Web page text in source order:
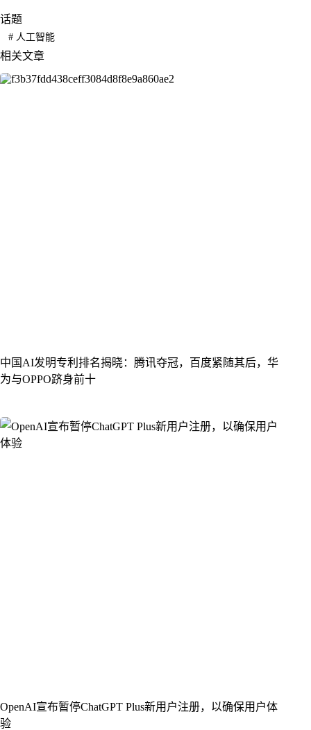
话题
#人工智能
相关文章
中国AI发明专利排名揭晓：腾讯夺冠，百度紧随其后，华
为与OPPO跻身前十
​OpenAI宣布暂停ChatGPT Plus新用户注册，以确保用户体
验